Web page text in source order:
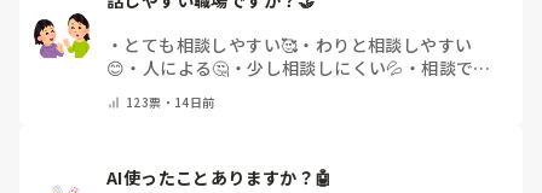
・ とても相談しやすい🥰 ・ わりと相談しやすい
😊 ・ 人による🤔 ・少し相談しにくい💦 ・相談でき
い)123票・ 14日前
AI使ったことありますか？🤖